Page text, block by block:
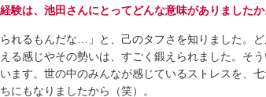
験は、池田さんにとってどんな意味がありましたか
れるもんだな…」と、己のタフさを知りました。
る感じやその勢いは、すごく鍛えられました。そ
ます。世の中のみんなが感じているストレスを、
にもなりましたから（笑）。